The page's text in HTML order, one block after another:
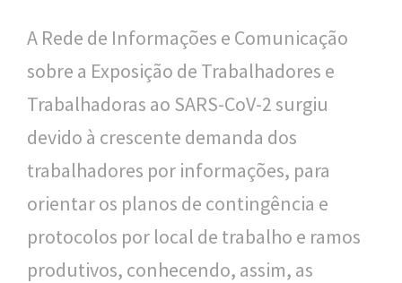
A Rede de Informações e Comunicação
sobre a Exposição de Trabalhadores e
Trabalhadoras ao SARS-CoV-2 surgiu
devido à crescente demanda dos
trabalhadores por informações, para
orientar os planos de contingência e
protocolos por local de trabalho e ramos
produtivos, conhecendo, assim, as